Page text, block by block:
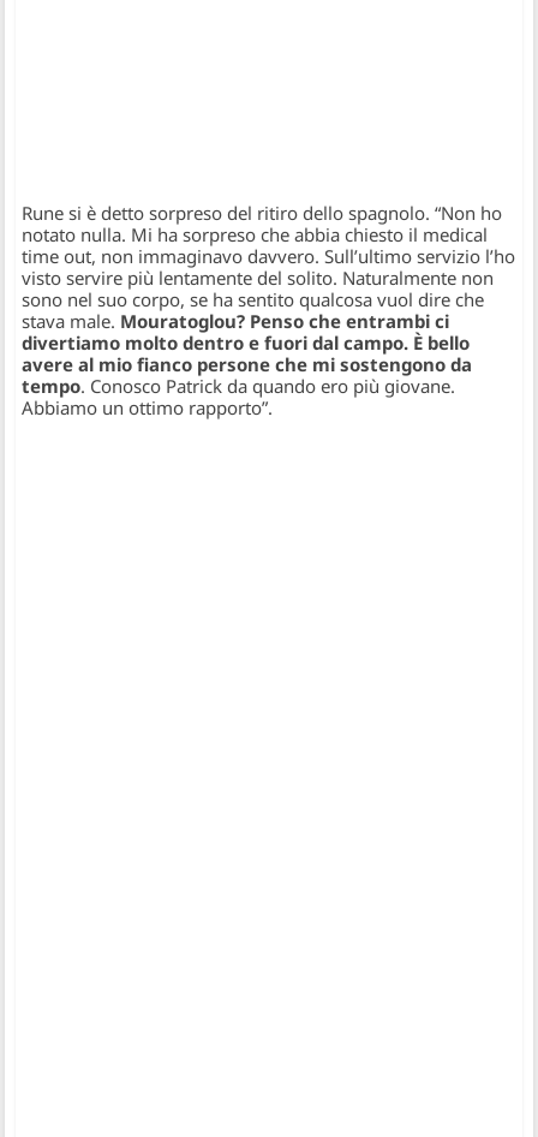
Rune si è detto sorpreso del ritiro dello spagnolo.“Non ho
notato nulla. Mi ha sorpreso che abbia chiesto il medical
time out, non immaginavo davvero. Sull’ultimo servizio l’ho
visto servire più lentamente del solito. Naturalmente non
sono nel suo corpo, se ha sentito qualcosa vuol dire che
stava male. Mouratoglou? Penso che entrambi ci
divertiamo molto dentro e fuori dal campo. È bello
avere al mio fianco persone che mi sostengono da
tempo. Conosco Patrick da quando ero più giovane.
Abbiamo un ottimo rapporto”.